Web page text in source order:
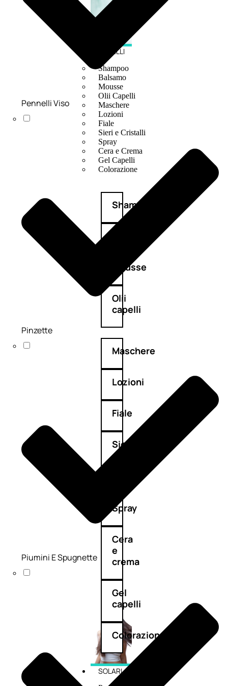
CAPELLI
Shampoo
Balsamo
Mousse
Olii Capelli
Maschere
Lozioni
Fiale
Sieri e Cristalli
Spray
Cera e Crema
Gel Capelli
Colorazione
Shampoo
Mousse
Olii
capelli
Maschere
Lozioni
Fiale
Sieri
e
Spray
Cera
e
crema
Gel
capelli
Colorazione
SOLARI
Pennelli Viso
Pinzette
Piumini E Spugnette